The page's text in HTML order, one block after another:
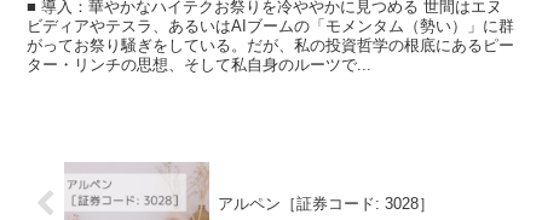
■ 導入：華やかなハイテクお祭りを冷ややかに見つめる 世間はエヌ
ビディアやテスラ、あるいはAIブームの「モメンタム（勢い）」に群
がってお祭り騒ぎをしている。だが、私の投資哲学の根底にあるピー
ター・リンチの思想、そして私自身のルーツで...
アルペン［証券コード: 3028］